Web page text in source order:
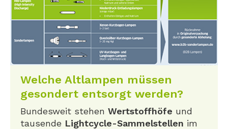
Welche Altlampen müssen
gesondert entsorgt werden?
Bundesweit stehen Wertstoffhöfe und
tausende Lightcycle-Sammelstellen im